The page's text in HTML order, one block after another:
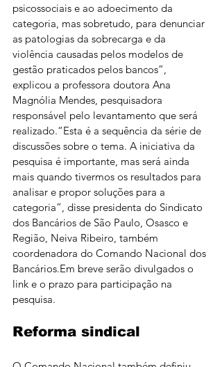
psicossociais e ao adoecimento da
categoria, mas sobretudo, para denunciar
as patologias da sobrecarga e da
violência causadas pelos modelos de
gestão praticados pelos bancos”,
explicou a professora doutora Ana
Magnólia Mendes, pesquisadora
responsável pelo levantamento que será
realizado.“Esta é a sequência da série de
discussões sobre o tema. A iniciativa da
pesquisa é importante, mas será ainda
mais quando tivermos os resultados para
analisar e propor soluções para a
categoria”, disse presidenta do Sindicato
dos Bancários de São Paulo, Osasco e
Região, Neiva Ribeiro, também
coordenadora do Comando Nacional dos
Bancários.Em breve serão divulgados o
link e o prazo para participação na
pesquisa.
Reforma sindical